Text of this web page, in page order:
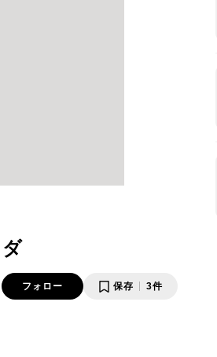
フォロー 保存 3件